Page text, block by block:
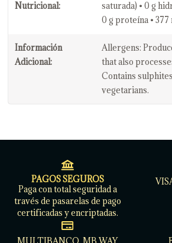
Nutricional:
saturada) • 0 g
0 g proteína • 377
Información
Adicional:
Allergens:
that also
Contains
vegetarians.
PAGOS SEGUROS
Paga con total seguridad a
través de pasarelas de pago
certificadas y encriptadas.